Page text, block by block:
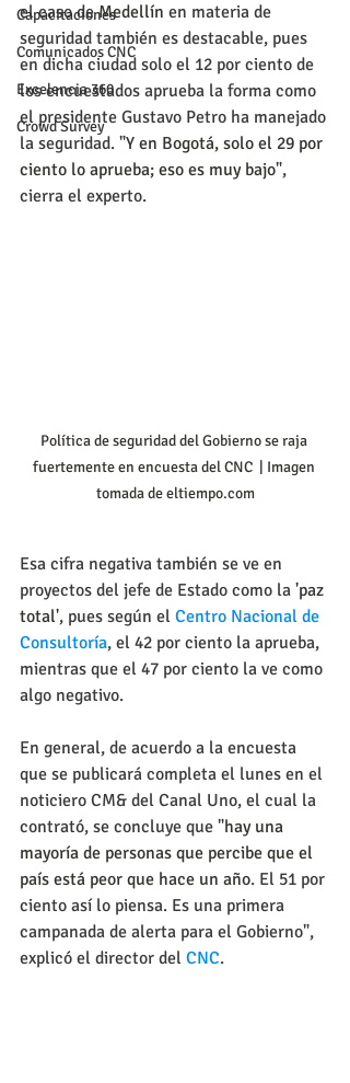
Capacitaciones
Comunicados CNC
Excelencia 360
Crowd Survey
el caso de Medellín en materia de
seguridad también es destacable, pues
en dicha ciudad solo el 12 por ciento de
los encuestados aprueba la forma como
el presidente Gustavo Petro ha manejado
la seguridad. "Y en Bogotá, solo el 29 por
ciento lo aprueba; eso es muy bajo",
cierra el experto.
Política de seguridad del Gobierno se raja
fuertemente en encuesta del CNC  | Imagen
tomada de eltiempo.com
Esa cifra negativa también se ve en
proyectos del jefe de Estado como la 'paz
total', pues según el Centro Nacional de
Consultoría, el 42 por ciento la aprueba,
mientras que el 47 por ciento la ve como
algo negativo.
En general, de acuerdo a la encuesta
que se publicará completa el lunes en el
noticiero CM& del Canal Uno, el cual la
contrató, se concluye que "hay una
mayoría de personas que percibe que el
país está peor que hace un año. El 51 por
ciento así lo piensa. Es una primera
campanada de alerta para el Gobierno",
explicó el director del CNC.